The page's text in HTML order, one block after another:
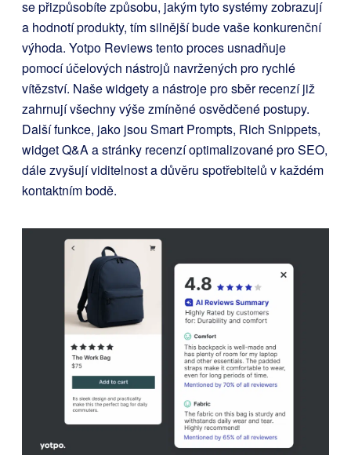
se přizpůsobíte způsobu, jakým tyto systémy zobrazují
a hodnotí produkty, tím silnější bude vaše konkurenční
výhoda. Yotpo Reviews tento proces usnadňuje
pomocí účelových nástrojů navržených pro rychlé
vítězství. Naše widgety a nástroje pro sběr recenzí již
zahrnují všechny výše zmíněné osvědčené postupy.
Další funkce, jako jsou Smart Prompts, Rich Snippets,
widget Q&A a stránky recenzí optimalizované pro SEO,
dále zvyšují viditelnost a důvěru spotřebitelů v každém
kontaktním bodě.